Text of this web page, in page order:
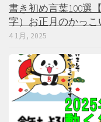
書き初め言葉100選
字）お正月のかっ
4 1月, 2025